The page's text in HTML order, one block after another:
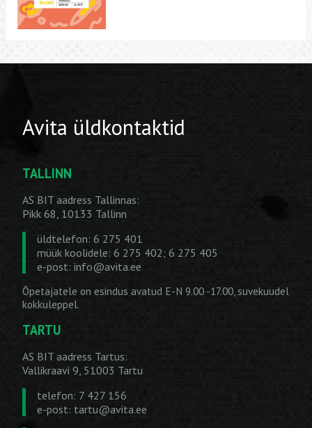
Avita üldkontaktid
TALLINN
AS BIT aadress Tallinnas:
Pikk 68, 10133 Tallinn
üldtelefon: 6 275 401
müük koolidele: 6 275 402; 6 275 405
e-post: info@avita.ee
Õpetajatele on esindus avatud E-N 9.00 -17.00, suvekuudel
kokkuleppel.
TARTU
AS BIT aadress Tartus:
Vallikraavi 9, 51003 Tartu
telefon: 7 427 156
e-post: tartu@avita.ee